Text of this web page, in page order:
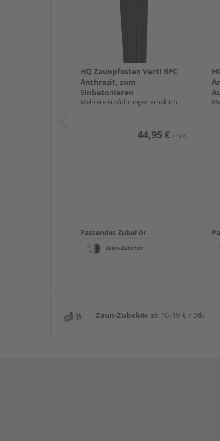
HQ Zaunpfosten Verti BPC
Anthrazit, zum
Einbetonieren
Mehrere Ausführungen erhältlich
44,95 € / Stk.
Passendes Zubehör
Zaun-Zubehör
Zaun-Zubehör ab 16,49 € / Stk.